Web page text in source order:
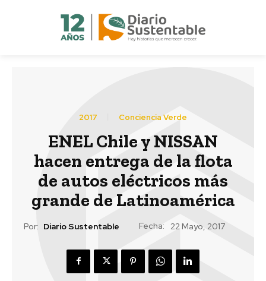
2017 Conciencia Verde
ENEL Chile y NISSAN
hacen entrega de la flota
de autos eléctricos más
grande de Latinoamérica
Por: Diario Sustentable Fecha: 22 Mayo, 2017